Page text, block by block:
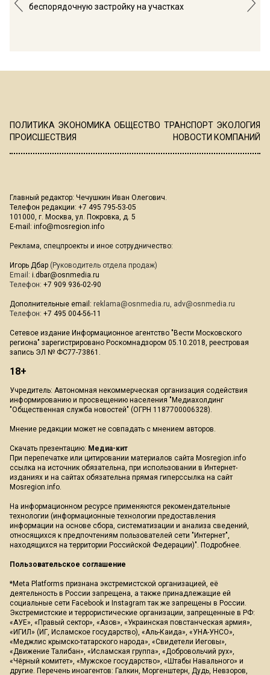
беспорядочную застройку на участках
ПОЛИТИКА ЭКОНОМИКА ОБЩЕСТВО ТРАНСПОРТ ЭКОЛОГИЯ
ПРОИСШЕСТВИЯ
НОВОСТИ КОМПАНИЙ
Главный редактор: Чечушкин Иван Олегович.
Телефон редакции: +7 495 795-53-05
101000, г. Москва, ул. Покровка, д. 5
E-mail: info@mosregion.info
Реклама, спецпроекты и иное сотрудничество:
Игорь Дбар (Руководитель отдела продаж)
Email: i.dbar@osnmedia.ru
Телефон: +7 909 936-02-90
Дополнительные email: reklama@osnmedia.ru, adv@osnmedia.ru
Телефон: +7 495 004-56-11
Сетевое издание Информационное агентство "Вести Московского
региона" зарегистрировано Роскомнадзором 05.10.2018, реестровая
запись ЭЛ № ФС77-73861.
18+
Учредитель: Автономная некоммерческая организация содействия
информированию и просвещению населения "Медиахолдинг
"Общественная служба новостей" (ОГРН 1187700006328).
Мнение редакции может не совпадать с мнением авторов.
Скачать презентацию: Медиа-кит
При перепечатке или цитировании материалов сайта Mosregion.info
ссылка на источник обязательна, при использовании в Интернет-
изданиях и на сайтах обязательна прямая гиперссылка на сайт
Mosregion.info.
На информационном ресурсе применяются рекомендательные
технологии (информационные технологии предоставления
информации на основе сбора, систематизации и анализа сведений,
относящихся к предпочтениям пользователей сети "Интернет",
находящихся на территории Российской Федерации)". Подробнее.
Пользовательское соглашение
*Meta Platforms признана экстремистской организацией, её
деятельность в России запрещена, а также принадлежащие ей
социальные сети Facebook и Instagram так же запрещены в России.
Экстремистские и террористические организации, запрещенные в РФ:
«АУЕ», «Правый сектор», «Азов», «Украинская повстанческая армия»,
«ИГИЛ» (ИГ, Исламское государство), «Аль-Каида», «УНА-УНСО»,
«Меджлис крымско-татарского народа», «Свидетели Иеговы»,
«Движение Талибан», «Исламская группа», «Добровольчий рух»,
«Чёрный комитет», «Мужское государство», «Штабы Навального» и
другие. Перечень иноагентов: Галкин, Моргенштерн, Дудь, Невзоров,